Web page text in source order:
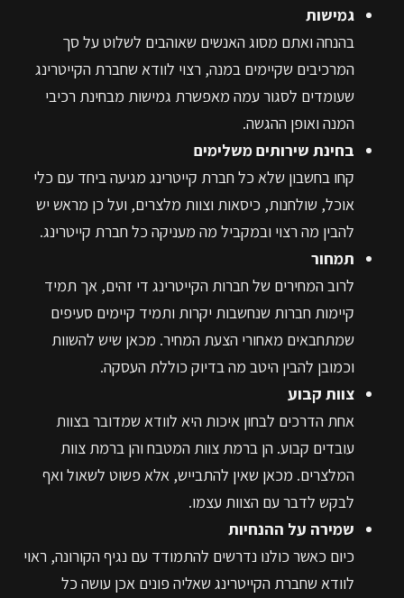
גמישות
בהנחה ואתם מסוג האנשים שאוהבים לשלוט על סך
המרכיבים שקיימים במנה, רצוי לוודא שחברת הקייטרינג
שעומדים לסגור עמה מאפשרת גמישות מבחינת רכיבי
המנה ואופן ההגשה.
בחינת שירותים משלימים
קחו בחשבון שלא כל חברת קייטרינג מגיעה ביחד עם כלי
אוכל, שולחנות, כיסאות וצוות מלצרים, ועל כן מראש יש
להבין מה רצוי ובמקביל מה מעניקה כל חברת קייטרינג.
תמחור
לרוב המחירים של חברות הקייטרינג די זהים, אך תמיד
קיימות חברות שנחשבות יקרות ותמיד קיימים סעיפים
שמתחבאים מאחורי הצעת המחיר. מכאן שיש להשוות
וכמובן להבין היטב מה בדיוק כוללת העסקה.
צוות קבוע
אחת הדרכים לבחון איכות היא לוודא שמדובר בצוות
עובדים קבוע. הן ברמת צוות המטבח והן ברמת צוות
המלצרים. מכאן שאין להתבייש, אלא פשוט לשאול ואף
לבקש לדבר עם הצוות עצמו.
שמירה על ההנחיות
כיום כאשר כולנו נדרשים להתמודד עם נגיף הקורונה, ראוי
לוודא שחברת הקייטרינג שאליה פונים אכן עושה כל